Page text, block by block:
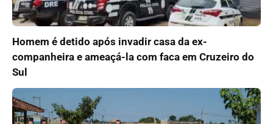
Homem é detido após invadir casa da ex-
companheira e ameaçá-la com faca em Cruzeiro do
Sul